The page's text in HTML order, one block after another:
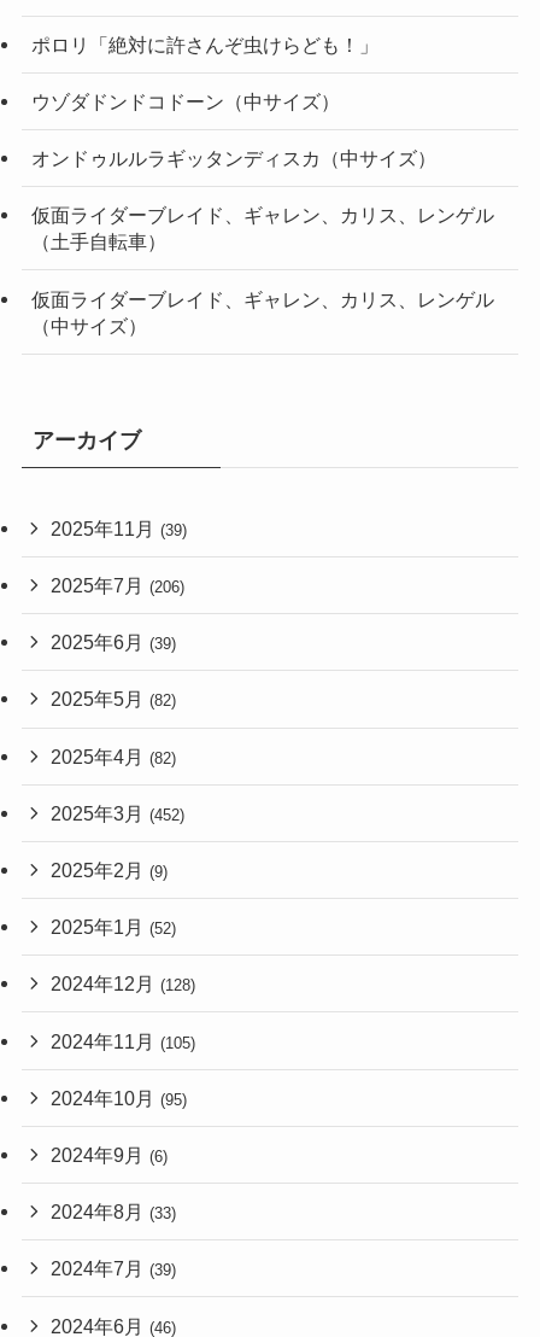
ポロリ「絶対に許さんぞ虫けらども！」
ウゾダドンドコドーン（中サイズ）
オンドゥルルラギッタンディスカ（中サイズ）
仮面ライダーブレイド、ギャレン、カリス、レンゲル
（土手自転車）
仮面ライダーブレイド、ギャレン、カリス、レンゲル
（中サイズ）
アーカイブ
2025年11月 (39)
2025年7月 (206)
2025年6月 (39)
2025年5月 (82)
2025年4月 (82)
2025年3月 (452)
2025年2月 (9)
2025年1月 (52)
2024年12月 (128)
2024年11月 (105)
2024年10月 (95)
2024年9月 (6)
2024年8月 (33)
2024年7月 (39)
2024年6月 (46)